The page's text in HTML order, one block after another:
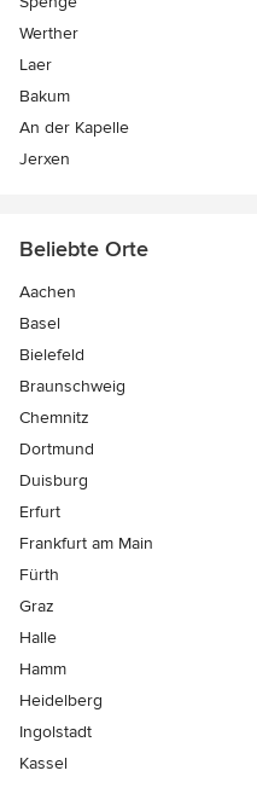
Werther
Laer
Bakum
An der Kapelle
Jerxen
Beliebte Orte
Aachen
Basel
Bielefeld
Braunschweig
Chemnitz
Dortmund
Duisburg
Erfurt
Frankfurt am Main
Fürth
Graz
Halle
Hamm
Heidelberg
Ingolstadt
Kassel